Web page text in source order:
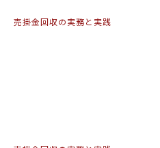
売掛金回収の実務と実践